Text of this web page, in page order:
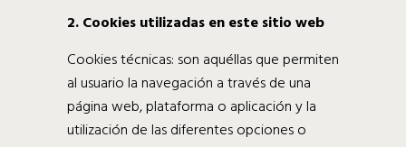
2. Cookies utilizadas en este sitio web
Cookies técnicas: son aquéllas que permiten
al usuario la navegación a través de una
página web, plataforma o aplicación y la
utilización de las diferentes opciones o